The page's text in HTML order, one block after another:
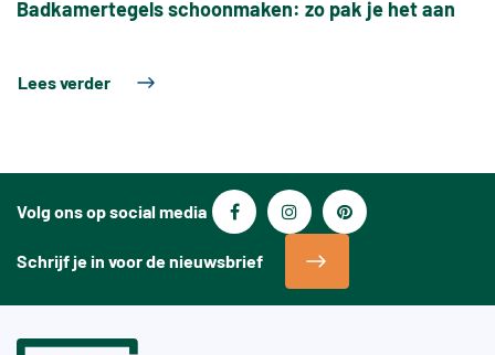
Badkamertegels schoonmaken: zo pak je het aan
Lees verder
Volg ons op social media
Schrijf je in voor de nieuwsbrief